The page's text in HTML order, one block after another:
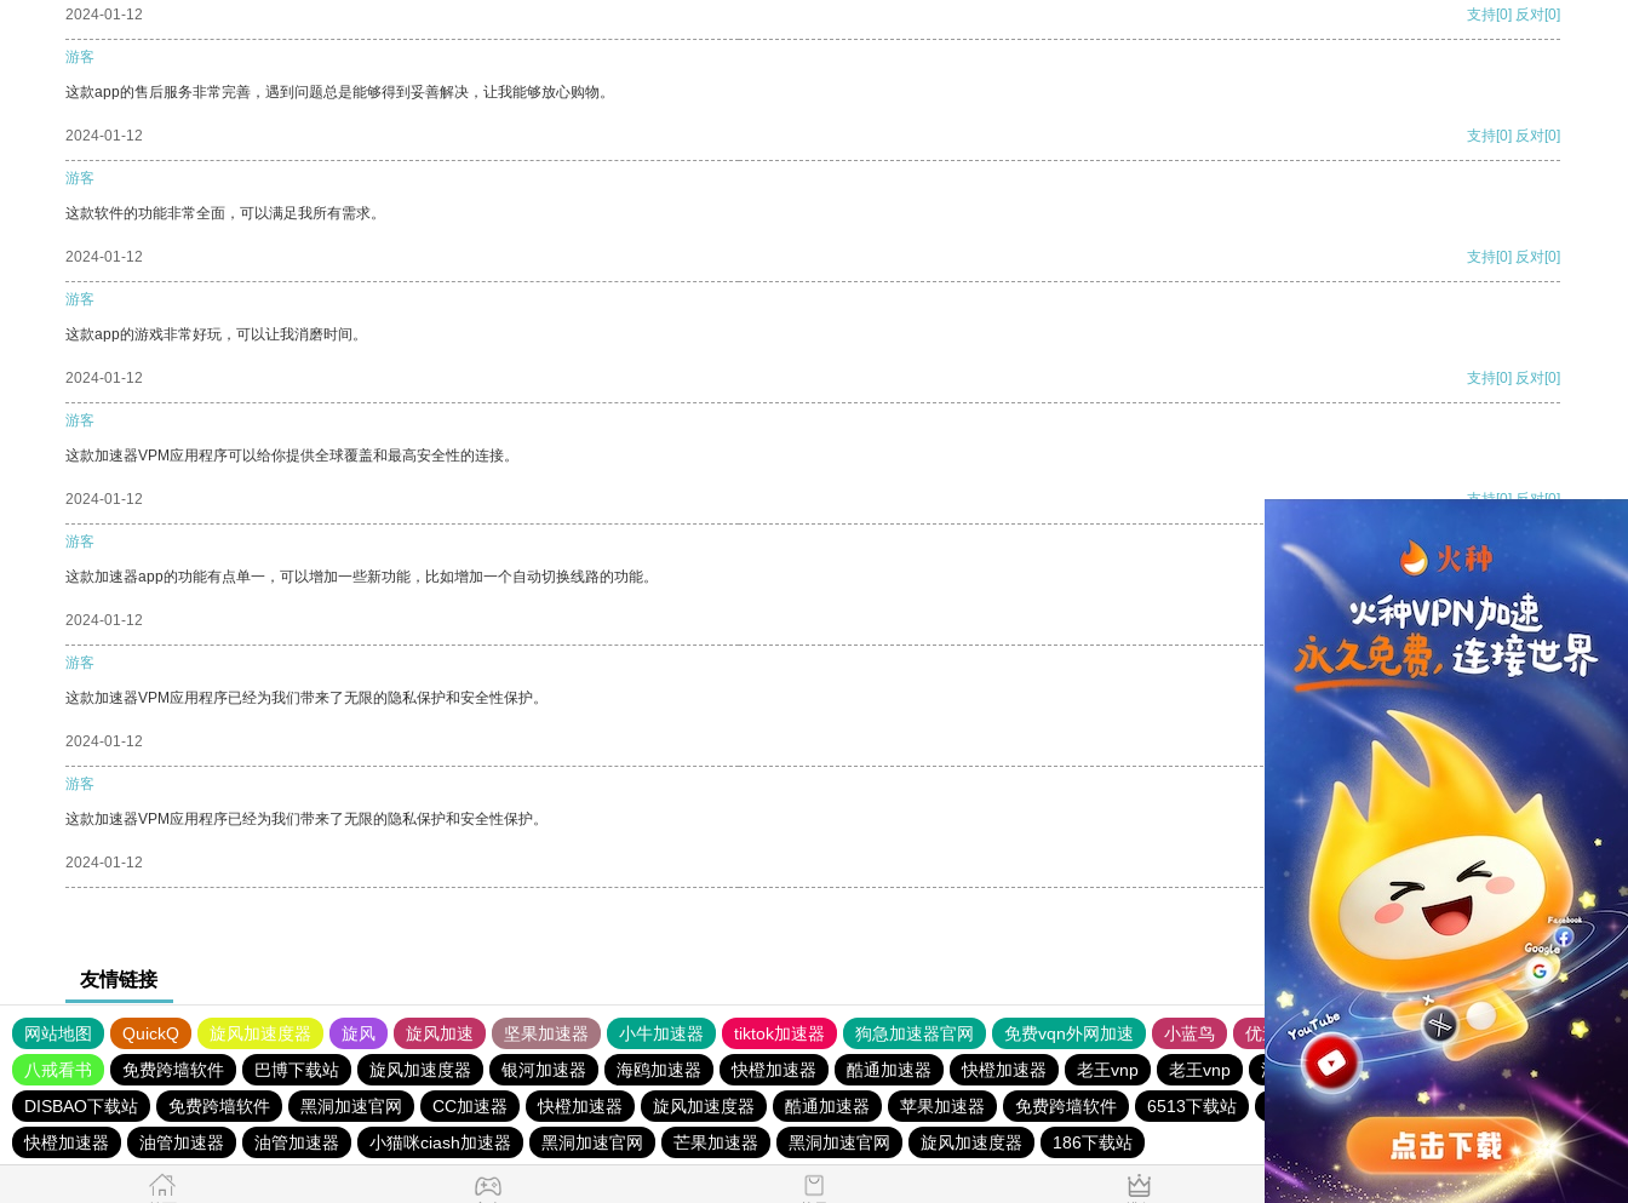
2024-01-12 支持[0] 反对[0]
游客
这款app的售后服务非常完善，遇到问题总是能够得到妥善解决，让我能够放心购物。
2024-01-12 支持[0] 反对[0]
游客
这款软件的功能非常全面，可以满足我所有需求。
2024-01-12 支持[0] 反对[0]
游客
这款app的游戏非常好玩，可以让我消磨时间。
2024-01-12 支持[0] 反对[0]
游客
这款加速器VPM应用程序可以给你提供全球覆盖和最高安全性的连接。
2024-01-12 支持[0] 反对[0]
游客
这款加速器app的功能有点单一，可以增加一些新功能，比如增加一个自动切换线路的功能。
2024-01-12 支持[0] 反对
游客
这款加速器VPM应用程序已经为我们带来了无限的隐私保护和安全性保护。
2024-01-12 支持
游客
这款加速器VPM应用程序已经为我们带来了无限的隐私保护和安全性保护。
2024-01-12 支持 反对 [0]
友情链接
网站地图 QuickQ 旋风加速度器 旋风 旋风加速 坚果加速器 小牛加速器 tiktok加速器 狗急加速器官网 免费vqn外网加速 小蓝鸟 优途加速器官网 风驰加速器
旋风加速器
八戒看书
免费跨墙软件 巴博下载站 旋风加速度器 银河加速器 海鸥加速器 快橙加速器 酷通加速器 快橙加速器 老王vnp 老王vnp 油管加速器
西柚加速器
DISBAO下载站
免费跨墙软件 黑洞加速官网 CC加速器 快橙加速器 旋风加速度器 酷通加速器 苹果加速器 免费跨墙软件 6513下载站 一起扶墙下载站 CHK下载站
quickq
快橙加速器
油管加速器 油管加速器 小猫咪ciash加速器 黑洞加速官网 芒果加速器 黑洞加速官网 旋风加速度器 186下载站